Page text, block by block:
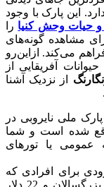
این پارک با وجود
حیات وحش کنیا را
مشاهده گونه‌های
می‌کند. ازاین‌رو
آفریقایی از
از نزدیک آشنا
پارک ملی نایروبی در
شده است و شما
عمومی یا تورهای
برای افرادی که